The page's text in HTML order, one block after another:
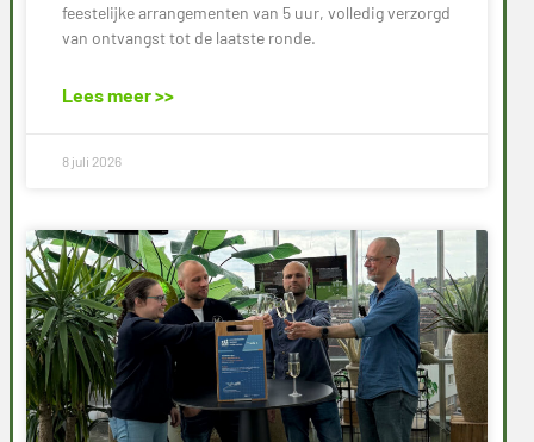
feestelijke arrangementen van 5 uur, volledig verzorgd
van ontvangst tot de laatste ronde.
Lees meer >>
8 juli 2026